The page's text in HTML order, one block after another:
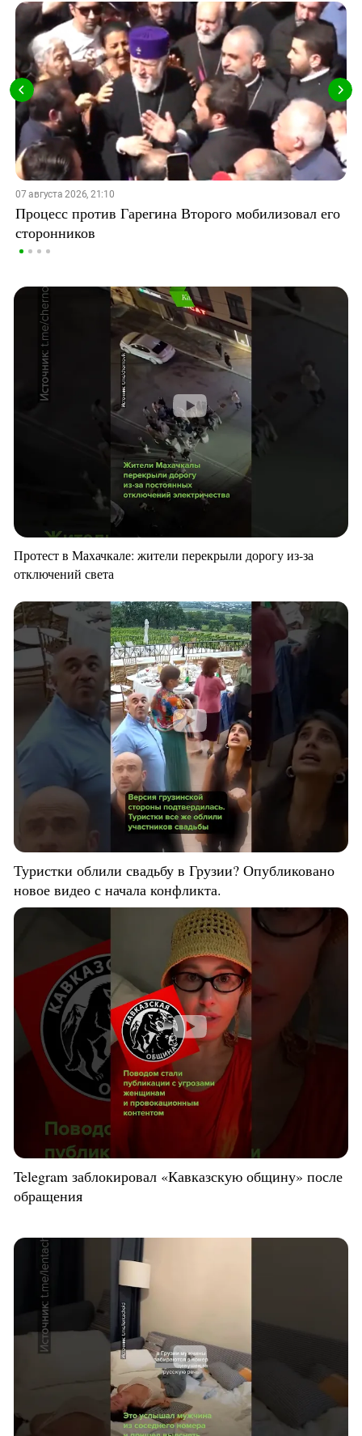
07 августа 2026, 21:10
Процесс против Гарегина Второго мобилизовал его
сторонников
Протест в Махачкале: жители перекрыли дорогу из-за
отключений света
Туристки облили свадьбу в Грузии? Опубликовано
новое видео с начала конфликта.
Telegram заблокировал «Кавказскую общину» после
обращения